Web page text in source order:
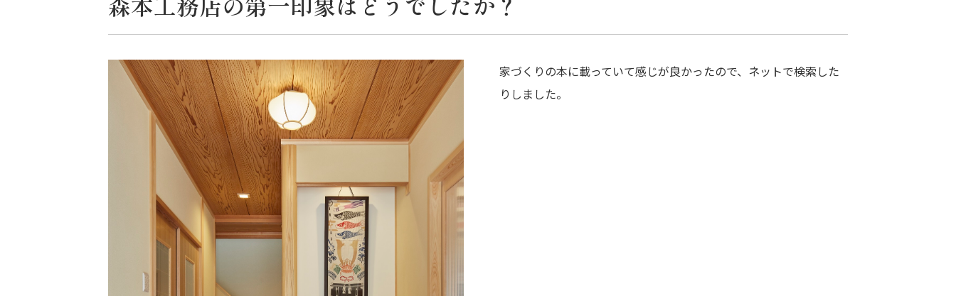
家づくりの本に載っていて感じが良かったので、ネットで検索した
りしました。